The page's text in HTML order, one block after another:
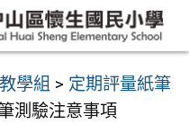
教學組 > 定期評量紙筆
測驗注意事項